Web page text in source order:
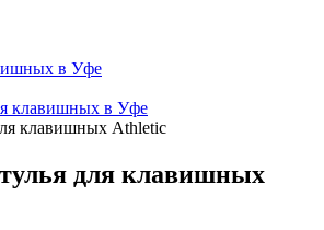
в Уфе
клавишных в Уфе
клавишных Athletic
для клавишных